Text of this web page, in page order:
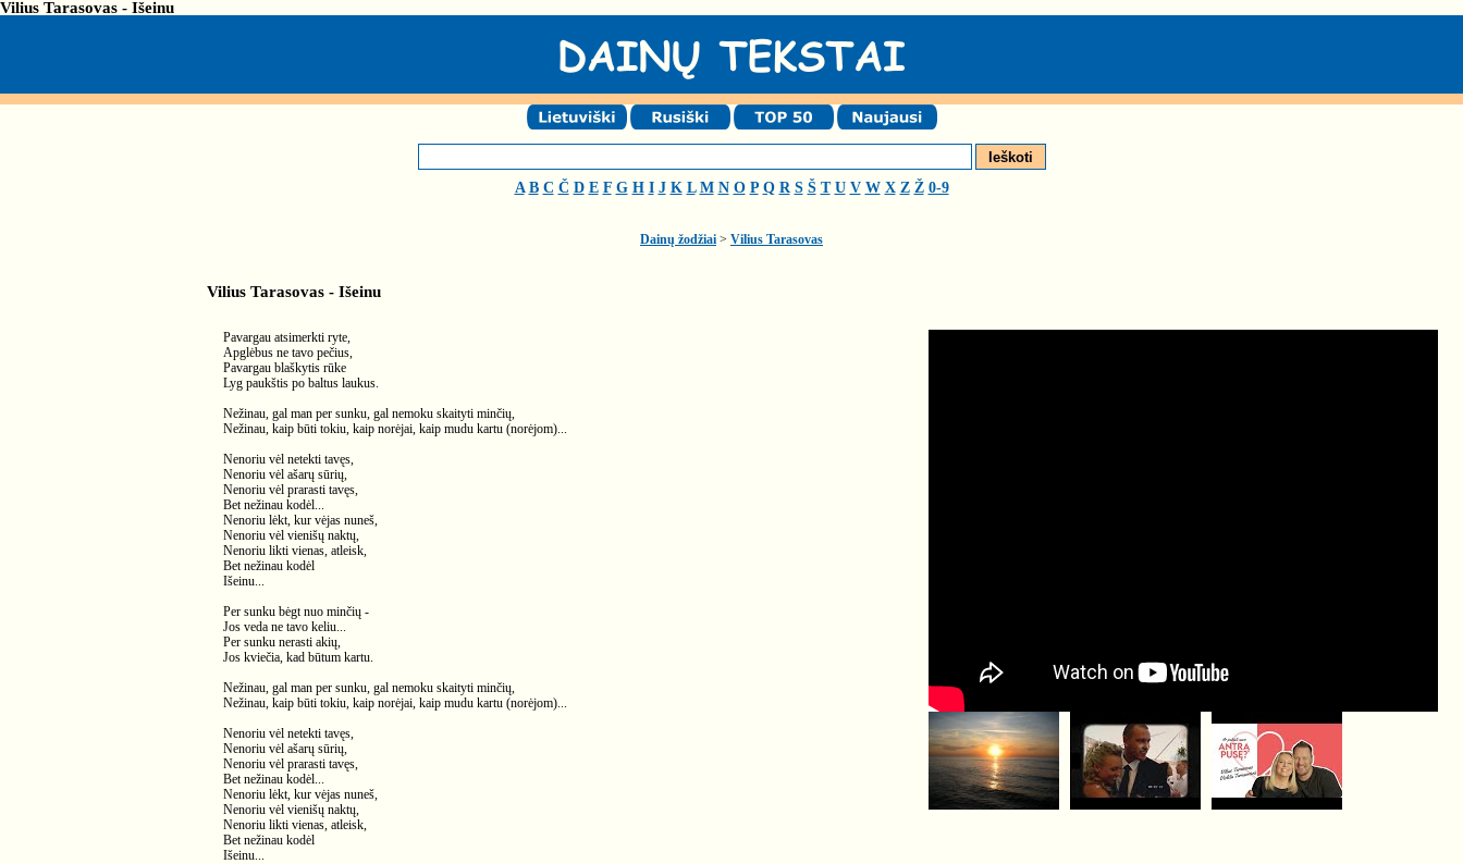
Vilius Tarasovas - Išeinu
A B C Č D E F G H I J K L M N O P Q R S Š T U V W X Z Ž 0-9
Dainų žodžiai > Vilius Tarasovas
Vilius Tarasovas - Išeinu
Pavargau atsimerkti ryte,
Apglėbus ne tavo pečius,
Pavargau blaškytis rūke
Lyg paukštis po baltus laukus.
Nežinau, gal man per sunku, gal nemoku skaityti minčių,
Nežinau, kaip būti tokiu, kaip norėjai, kaip mudu kartu (norėjom)...
Nenoriu vėl netekti tavęs,
Nenoriu vėl ašarų sūrių,
Nenoriu vėl prarasti tavęs,
Bet nežinau kodėl...
Nenoriu lėkt, kur vėjas nuneš,
Nenoriu vėl vienišų naktų,
Nenoriu likti vienas, atleisk,
Bet nežinau kodėl
Išeinu...
Per sunku bėgt nuo minčių -
Jos veda ne tavo keliu...
Per sunku nerasti akių,
Jos kviečia, kad būtum kartu.
Nežinau, gal man per sunku, gal nemoku skaityti minčių,
Nežinau, kaip būti tokiu, kaip norėjai, kaip mudu kartu (norėjom)...
Nenoriu vėl netekti tavęs,
Nenoriu vėl ašarų sūrių,
Nenoriu vėl prarasti tavęs,
Bet nežinau kodėl...
Nenoriu lėkt, kur vėjas nuneš,
Nenoriu vėl vienišų naktų,
Nenoriu likti vienas, atleisk,
Bet nežinau kodėl
Išeinu...